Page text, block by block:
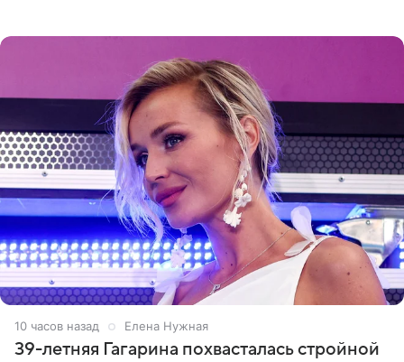
10 часов назад Елена Нужная
39-летняя Гагарина похвасталась стройной